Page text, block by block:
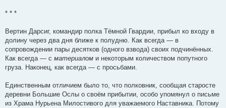
* * *
Вертин Дарсиг, командир полка Тёмной Гвардии, прибыл ко входу в
долину через два дня ближе к полудню. Как всегда — в
сопровождении пары десятков (одного взвода) своих подчинённых.
Как всегда — с материалом и некоторым количеством попутного
груза. Наконец, как всегда — с просьбами.
Единственным отличием было то, что полковник, сообщая старосте
деревни Большие Ослы о своём прибытии, особо упомянул о письме
из Храма Нурьена Милостивого для уважаемого Наставника. Потому